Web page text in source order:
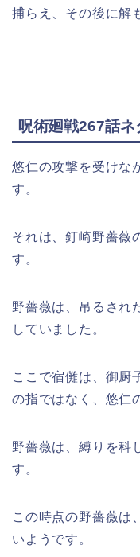
捕らえ、その後に解
呪術廻戦267話ネ
悠仁の攻撃を受けな
す。
それは、釘崎野薔薇
す。
野薔薇は、吊るされ
していました。
ここで宿儺は、御厨
の指ではなく、悠仁
野薔薇は、縛りを科
す。
この時点の野薔薇は
いようです。